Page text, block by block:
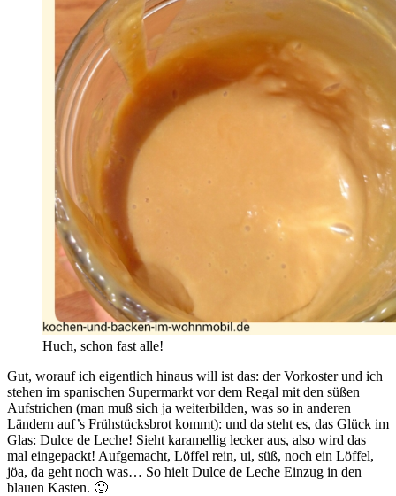
Huch, schon fast alle!
Gut, worauf ich eigentlich hinaus will ist das: der Vorkoster und ich
stehen im spanischen Supermarkt vor dem Regal mit den süßen
Aufstrichen (man muß sich ja weiterbilden, was so in anderen
Ländern auf’s Frühstücksbrot kommt): und da steht es, das Glück im
Glas: Dulce de Leche! Sieht karamellig lecker aus, also wird das
mal eingepackt! Aufgemacht, Löffel rein, ui, süß, noch ein Löffel,
jöa, da geht noch was… So hielt Dulce de Leche Einzug in den
blauen Kasten. 🙂